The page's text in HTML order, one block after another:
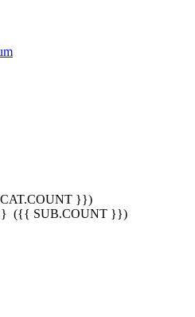
}})
({{ SUB.COUNT }})